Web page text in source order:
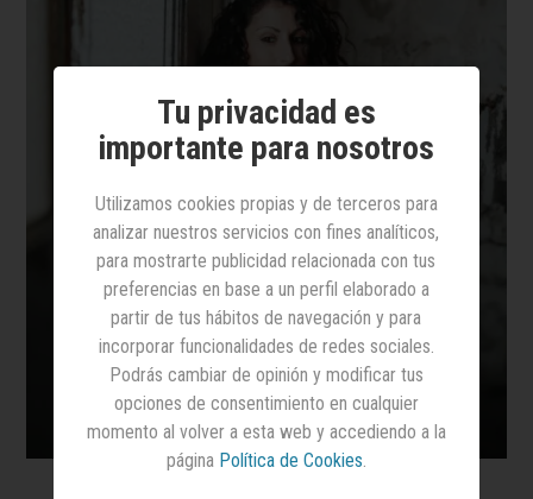
Tu privacidad es
importante para nosotros
Utilizamos cookies propias y de terceros para
analizar nuestros servicios con fines analíticos,
para mostrarte publicidad relacionada con tus
preferencias en base a un perfil elaborado a
partir de tus hábitos de navegación y para
incorporar funcionalidades de redes sociales.
Podrás cambiar de opinión y modificar tus
opciones de consentimiento en cualquier
momento al volver a esta web y accediendo a la
página Política de Cookies.